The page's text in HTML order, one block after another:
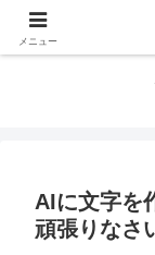
ゆる～
AIに文字を
頑張りなさ
メニュー